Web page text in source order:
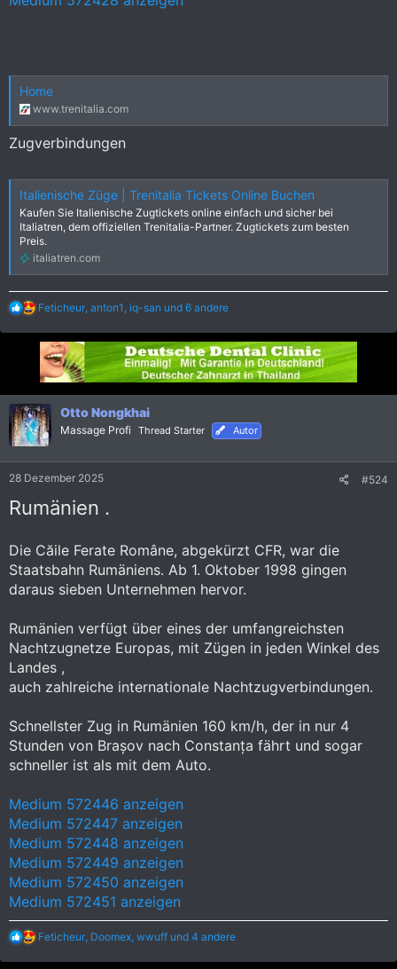
Home
www.trenitalia.com
Zugverbindungen
Italienische Züge | Trenitalia Tickets Online Buchen
Kaufen Sie Italienische Zugtickets online einfach und sicher bei
Italiatren, dem offiziellen Trenitalia-Partner. Zugtickets zum besten
Preis.
italiatren.com
R
a
k
t
n
e
n
:
Feticheur anton1 iq-san und 6 andere
Otto Nongkhai
Massage Profi Thread Starter Autor
28 Dezember 2025 #524
Rumänien .
Die Căile Ferate Române, abgekürzt CFR, war die
Staatsbahn Rumäniens. Ab 1. Oktober 1998 gingen
daraus sieben Unternehmen hervor.
Rumänien verfügt über eines der umfangreichsten
Nachtzugnetze Europas, mit Zügen in jeden Winkel des
Landes ,
auch zahlreiche internationale Nachtzugverbindungen.
Schnellster Zug in Rumänien 160 km/h, der in nur 4
Stunden von Brașov nach Constanța fährt und sogar
schneller ist als mit dem Auto.
Medium 572446 anzeigen
Medium 572447 anzeigen
Medium 572448 anzeigen
Medium 572449 anzeigen
Medium 572450 anzeigen
Medium 572451 anzeigen
R
a
Feticheur, Doomex, wwuff und 4 andere